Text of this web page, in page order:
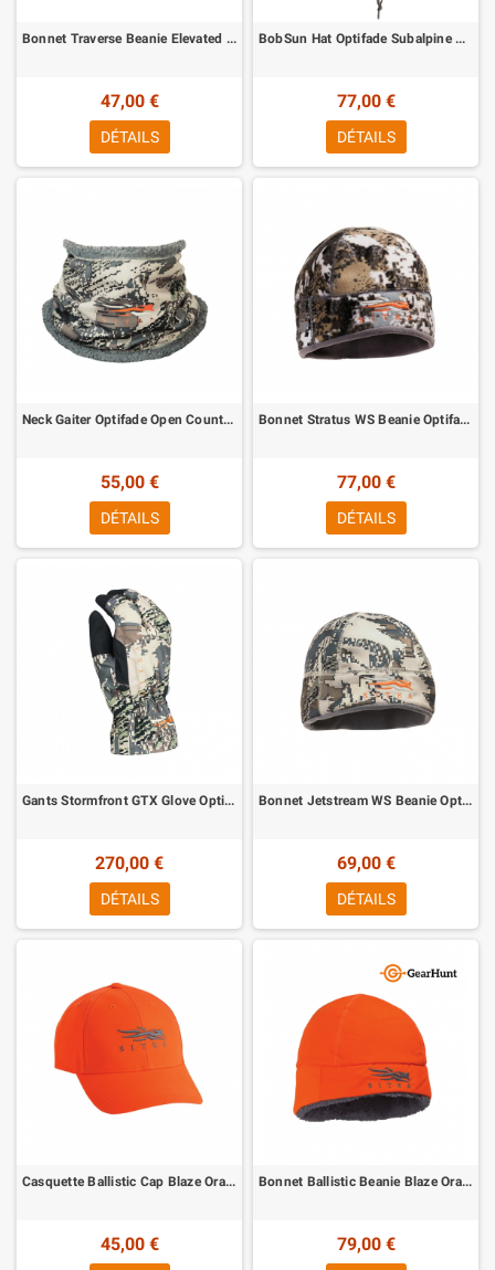
Bonnet Traverse Beanie Elevated II Sitka
47,00 €
DÉTAILS
BobSun Hat Optifade Subalpine Sitka
77,00 €
DÉTAILS
Neck Gaiter Optifade Open Country Sitka
55,00 €
DÉTAILS
Bonnet Stratus WS Beanie Optifade Elevated II Sitka
77,00 €
DÉTAILS
Gants Stormfront GTX Glove Optifade Open Country Sitka
270,00 €
DÉTAILS
Bonnet Jetstream WS Beanie Optifade Open Country Sitka
69,00 €
DÉTAILS
Casquette Ballistic Cap Blaze Orange Sitka
45,00 €
Bonnet Ballistic Beanie Blaze Orange
79,00 €